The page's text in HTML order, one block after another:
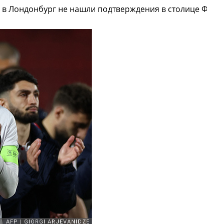
в Лондонбург не нашли подтверждения в столице